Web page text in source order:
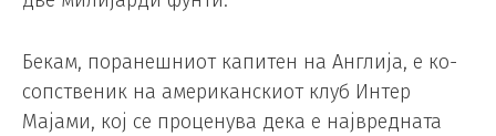
Бекам, поранешниот капитен на Англија, е ко-
сопственик на американскиот клуб Интер
Мајами, кој се проценува дека е највредната